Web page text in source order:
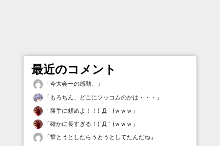
最近のコメント
「今大会一の感動。
」
「 もろちん、どこにツッコムのかは・・・ 」
「勝手に頼めよ！！(´Д｀)ｗｗｗ 」
「確かに長すぎる！(´Д｀)ｗｗｗ 」
「撃とうとしたらうとうとしてたんだね 」